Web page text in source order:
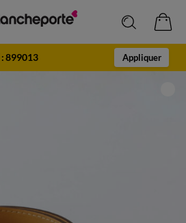
:899013 Appliquer